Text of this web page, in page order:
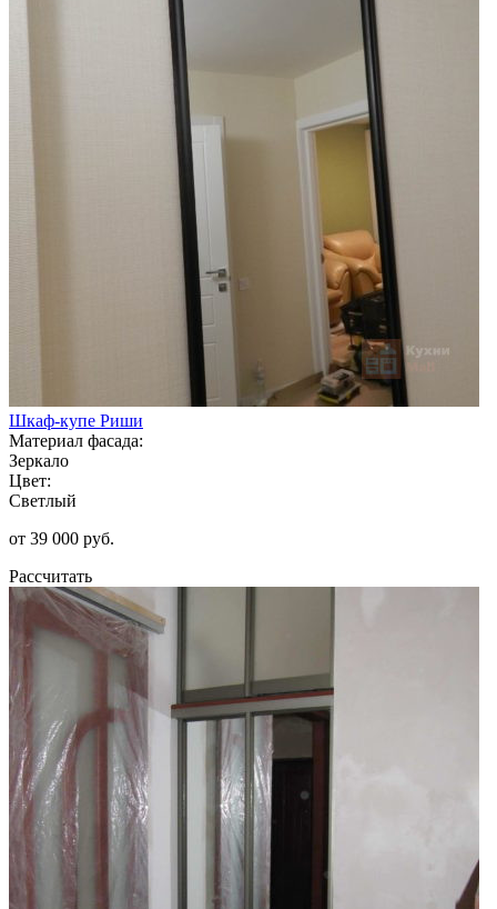
Шкаф-купе Риши
Материал фасада:
Зеркало
Цвет:
Светлый
от 39 000 руб.
Рассчитать